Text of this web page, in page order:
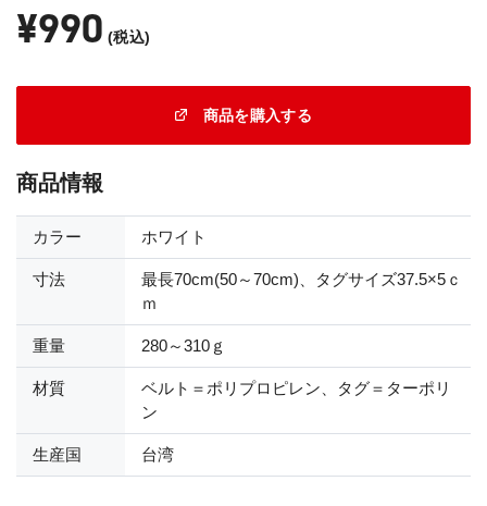
¥990 (税込)
商品を購入する
商品情報
カラー ホワイト
寸法
最長70cm(50～70cm)、タグサイズ37.5×5ｃ
ｍ
重量 280～310ｇ
材質
ベルト＝ポリプロピレン、タグ＝ターポリ
ン
生産国 台湾